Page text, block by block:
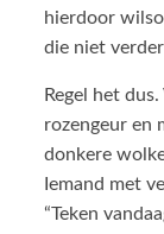
hierdoor
die niet
Regel het
rozengeur en
donkere
Iemand met
“Teken